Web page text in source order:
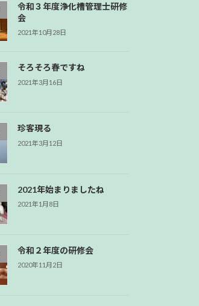
令和３年度浄化槽管理士研修
会
2021年10月28日
そろそろ春ですね
2021年3月16日
珍客現る
2021年3月12日
2021年始まりましたね
2021年1月8日
令和２年度の研修会
2020年11月2日